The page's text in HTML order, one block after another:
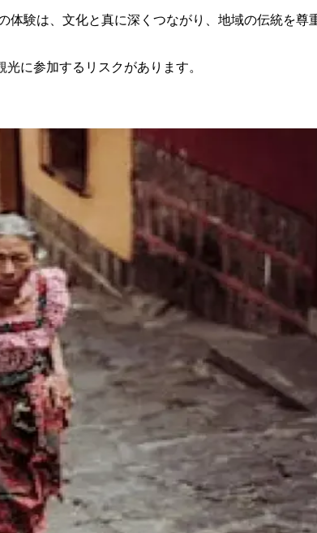
験は、文化と真に深くつながり、地域の伝統を尊
に参加するリスクがあります。